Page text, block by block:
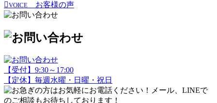
VOICE お客様の声
【受付】9:30～17:00
【定休】毎週水曜・日曜・祝日